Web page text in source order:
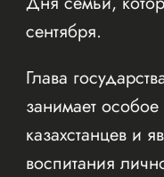
сентября.
Глава
занимает
казахстанцев и
воспитания